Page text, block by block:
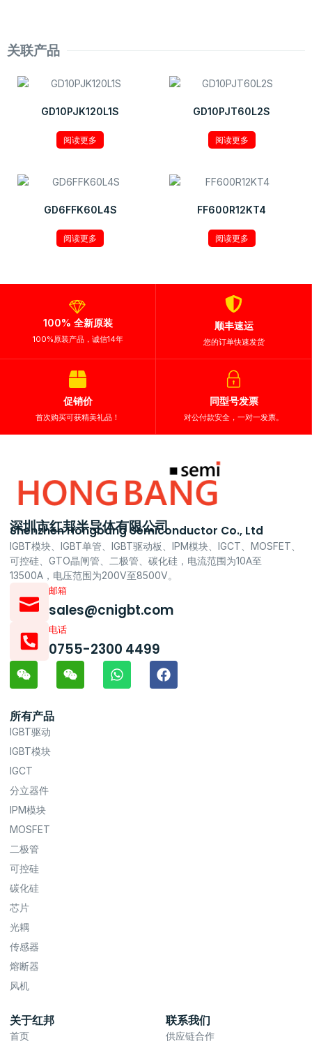
关联产品
GD10PJK120L1S
阅读更多
GD10PJT60L2S
阅读更多
GD6FFK60L4S
阅读更多
FF600R12KT4
阅读更多
100% 全新原装
100%原装产品，诚信14年
顺丰速运
您的订单快速发货
促销价
首次购买可获精美礼品！
同型号发票
对公付款安全，一对一发票。
深圳市红邦半导体有限公司
Shenzhen Hongbang Semiconductor Co., Ltd
IGBT模块、IGBT单管、IGBT驱动板、IPM模块、IGCT、MOSFET、
可控硅、GTO晶闸管、二极管、碳化硅，电流范围为10A至
13500A，电压范围为200V至8500V。
邮箱
sales@cnigbt.com
电话
0755-2300 4499
所有产品
IGBT驱动
IGBT模块
IGCT
分立器件
IPM模块
MOSFET
二极管
可控硅
碳化硅
芯片
光耦
传感器
熔断器
风机
关于红邦
首页
联系我们
供应链合作